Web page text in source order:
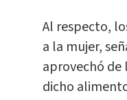
Al respecto,
a la mujer,
aprovechó de
dicho